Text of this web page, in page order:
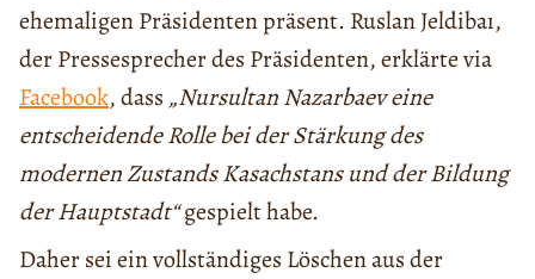
ehemaligen Präsidenten präsent. Ruslan Jeldibaı,
der Pressesprecher des Präsidenten, erklärte via
Facebook, dass „Nursultan Nazarbaev eine
entscheidende Rolle bei der Stärkung des
modernen Zustands Kasachstans und der Bildung
der Hauptstadt“gespielt habe.
Daher sei ein vollständiges Löschen aus der